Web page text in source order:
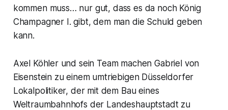
kommen muss… nur gut, dass es da noch König
Champagner I. gibt, dem man die Schuld geben
kann.
Axel Köhler und sein Team machen Gabriel von
Eisenstein zu einem umtriebigen Düsseldorfer
Lokalpolitiker, der mit dem Bau eines
Weltraumbahnhofs der Landeshauptstadt zu